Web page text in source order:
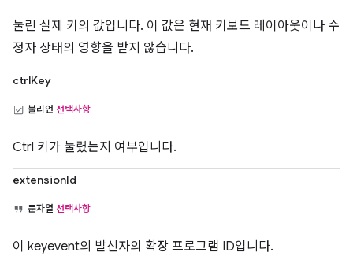
눌린 실제 키의 값입니다. 이 값은 현재 키보드 레이아웃이나 수
정자 상태의 영향을 받지 않습니다.
ctrlKey
불리언 선택사항
Ctrl 키가 눌렸는지 여부입니다.
extensionId
문자열 선택사항
이 keyevent의 발신자의 확장 프로그램 ID입니다.